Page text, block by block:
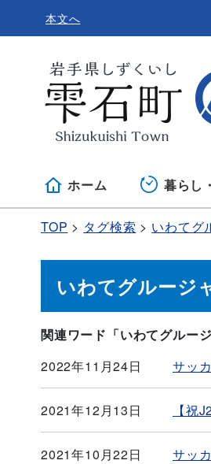
本文へ
ホーム 暮らし
TOP タグ検索 いわてグ
いわてグルージ
関連ワード「いわてグルー
2022年11月24日
サッ
2021年12月13日 【祝
2021年10月22日 サッ